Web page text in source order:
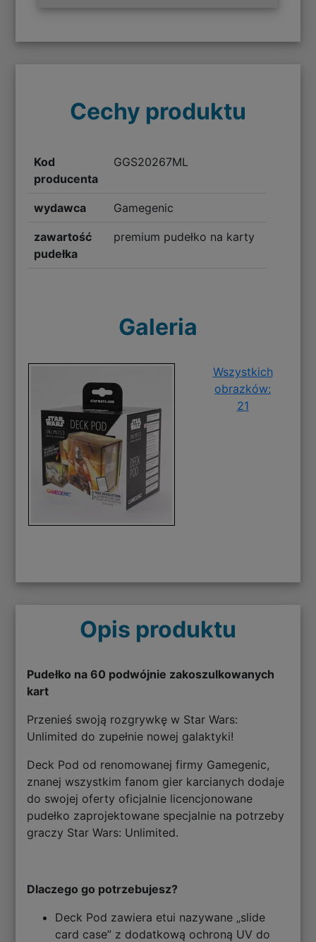
Cechy produktu
Kod
producenta
GGS20267ML
wydawca Gamegenic
zawartość
pudełka
premium pudełko na karty
Galeria
Wszystkich
obrazków:
21
Opis produktu
Pudełko na 60 podwójnie zakoszulkowanych
kart
Przenieś swoją rozgrywkę w Star Wars:
Unlimited do zupełnie nowej galaktyki!
Deck Pod od renomowanej firmy Gamegenic,
znanej wszystkim fanom gier karcianych dodaje
do swojej oferty oficjalnie licencjonowane
pudełko zaprojektowane specjalnie na potrzeby
graczy Star Wars: Unlimited.
Dlaczego go potrzebujesz?
Deck Pod zawiera etui nazywane „slide
card case” z dodatkową ochroną UV do